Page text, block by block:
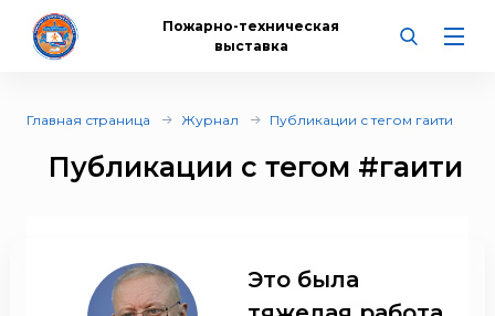
Пожарно-техническая
выставка
Главная страница Журнал Публикации с тегом гаити
Публикации с тегом #гаити
Это была